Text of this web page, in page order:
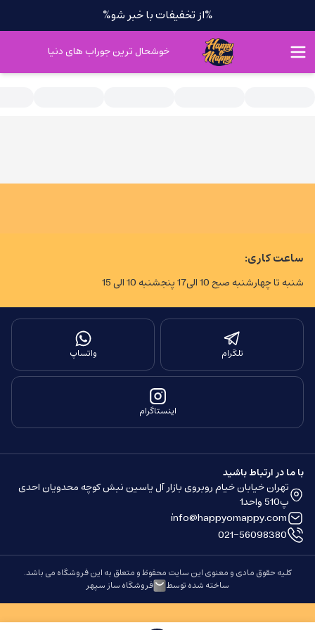
%از تخفیفات با خبر شو%
خوشحال ترین جوراب های دنیا
ساعت کاری:
شنبه تا چهارشنبه صبح 10 الی17 پنجشنبه 10 الی 15
تلگرام واتساپ
اینستاگرام
با ما در ارتباط باشید
تهران خیابان خیام روبروی بازار آل یاسین نبش کوچه محدویان احدی
پ510 واحد1
info@happyomappy.com
021-56098380
کلیه حقوق مادی و معنوی این سایت محفوظ و متعلق به این فروشگاه می باشد.
ساخته شده توسط
فروشگاه ساز سپهر